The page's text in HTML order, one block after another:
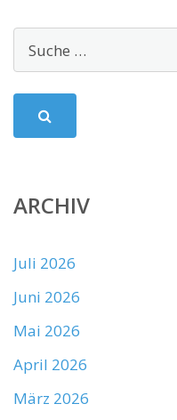
ARCHIV
Juli 2026
Juni 2026
Mai 2026
April 2026
März 2026